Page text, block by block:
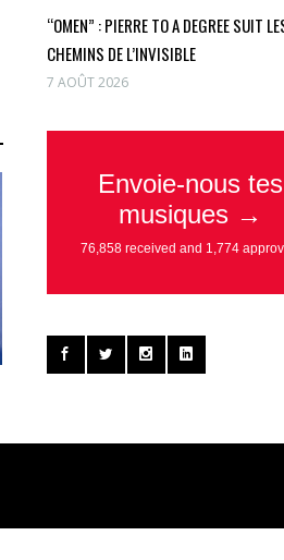
“OMEN” : PIERRE TO A DEGREE SUIT
CHEMINS DE L’INVISIBLE
7 AOÛT 2026